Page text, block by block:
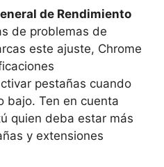
de Rendimiento
de problemas de
este ajuste, Chrome
pestañas cuando
bajo. Ten en cuenta
quien deba estar más
y extensiones